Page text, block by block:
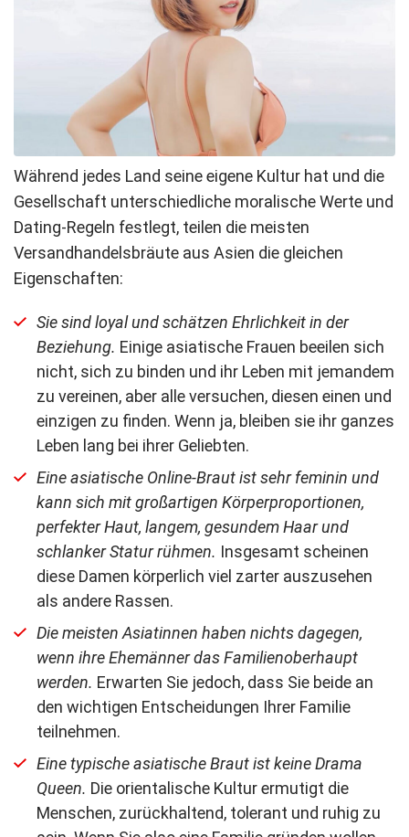
Während jedes Land seine eigene Kultur hat und die
Gesellschaft unterschiedliche moralische Werte und
Dating-Regeln festlegt, teilen die meisten
Versandhandelsbräute aus Asien die gleichen
Eigenschaften:
Sie sind loyal und schätzen Ehrlichkeit in der
Beziehung. Einige asiatische Frauen beeilen sich
nicht, sich zu binden und ihr Leben mit jemandem
zu vereinen, aber alle versuchen, diesen einen und
einzigen zu finden. Wenn ja, bleiben sie ihr ganzes
Leben lang bei ihrer Geliebten.
Eine asiatische Online-Braut ist sehr feminin und
kann sich mit großartigen Körperproportionen,
perfekter Haut, langem, gesundem Haar und
schlanker Statur rühmen. Insgesamt scheinen
diese Damen körperlich viel zarter auszusehen
als andere Rassen.
Die meisten Asiatinnen haben nichts dagegen,
wenn ihre Ehemänner das Familienoberhaupt
werden. Erwarten Sie jedoch, dass Sie beide an
den wichtigen Entscheidungen Ihrer Familie
teilnehmen.
Eine typische asiatische Braut ist keine Drama
Queen. Die orientalische Kultur ermutigt die
Menschen, zurückhaltend, tolerant und ruhig zu